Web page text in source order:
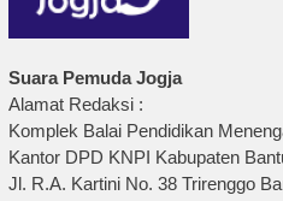
Suara Pemuda Jogja
Alamat Redaksi :
Komplek Balai Pendidikan
Kantor DPD KNPI Kabupaten
Jl. R.A. Kartini No. 38 Trirenggo